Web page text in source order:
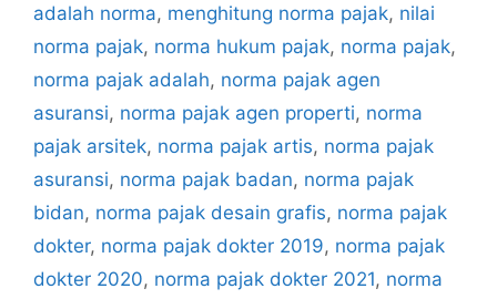
adalah norma, menghitung norma pajak, nilai
norma pajak, norma hukum pajak, norma pajak,
norma pajak adalah, norma pajak agen
asuransi, norma pajak agen properti, norma
pajak arsitek, norma pajak artis, norma pajak
asuransi, norma pajak badan, norma pajak
bidan, norma pajak desain grafis, norma pajak
dokter, norma pajak dokter 2019, norma pajak
dokter 2020, norma pajak dokter 2021, norma